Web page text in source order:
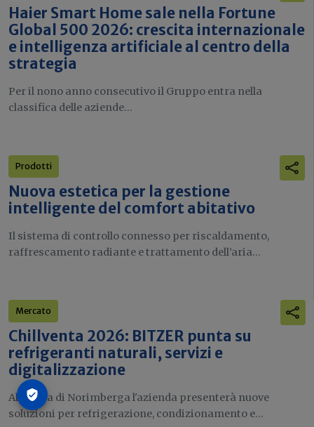
Haier Smart Home sale nella Fortune
Global 500 2026: crescita internazionale
e intelligenza artificiale al centro della
strategia
Per il nono anno consecutivo il Gruppo entra nella
classifica delle aziende...
Prodotti
Nuova estetica per la gestione
intelligente del comfort abitativo
Il sistema di controllo connesso per riscaldamento,
raffrescamento radiante e trattamento dell’aria...
Mercato
Chillventa 2026: BITZER punta su
refrigeranti naturali, servizi e
digitalizzazione
Alla fiera di Norimberga l'azienda presenterà nuove
soluzioni per refrigerazione, condizionamento e...